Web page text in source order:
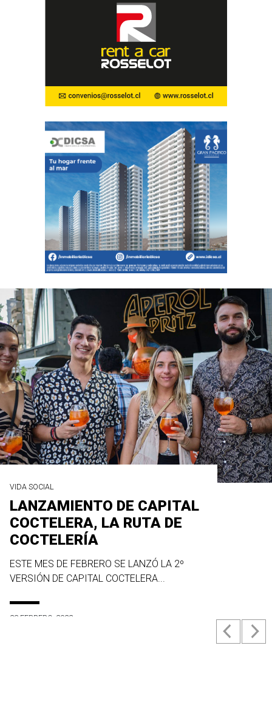
VIDA SOCIAL
LANZAMIENTO DE CAPITAL
COCTELERA, LA RUTA DE
COCTELERÍA
ESTE MES DE FEBRERO SE LANZÓ LA 2º
VERSIÓN DE CAPITAL COCTELERA...
23 FEBRERO, 2022